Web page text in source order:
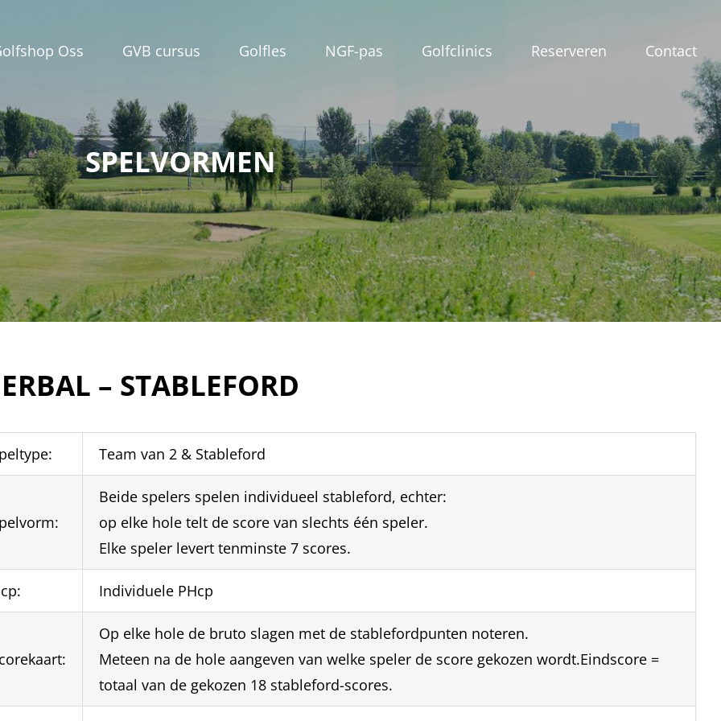
Oss GVB cursus Golfles NGF-pas Golfclinics Reserveren Contact
SPELVORMEN
– STABLEFORD
Team van 2 & Stableford
Beide spelers spelen individueel stableford, echter:
op elke hole telt de score van slechts één speler.
Elke speler levert tenminste 7 scores.
Individuele PHcp
Op elke hole de bruto slagen met de stablefordpunten noteren.
Meteen na de hole aangeven van welke speler de score gekozen wordt.Eindscore =
totaal van de gekozen 18 stableford-scores.